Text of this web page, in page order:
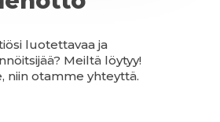
luotettavaa ja
Meiltä löytyy!
niin otamme yhteyttä.